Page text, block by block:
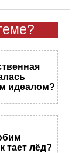
идеалом?
тает лёд?